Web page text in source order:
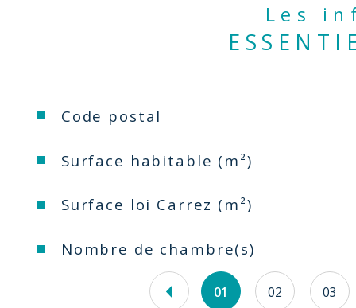
Les
Caractéristiques Valeurs
Code postal
Surface habitable (m²)
Surface loi Carrez (m²)
Nombre de chambre(s)
01 02 03